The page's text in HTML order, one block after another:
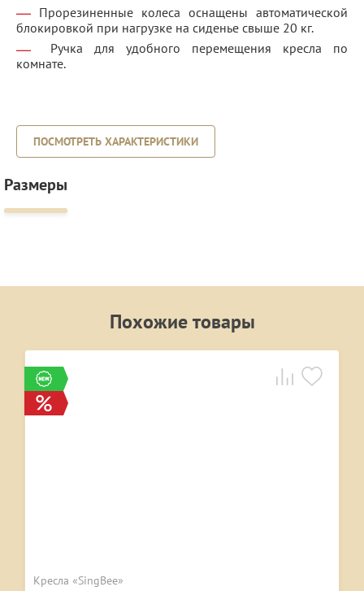
Прорезиненные колеса оснащены автоматической
блокировкой при нагрузке на сиденье свыше 20 кг.
Ручка для удобного перемещения кресла по
комнате.
ПОСМОТРЕТЬ ХАРАКТЕРИСТИКИ
Размеры
Похожие товары
Кресла «SingBee»